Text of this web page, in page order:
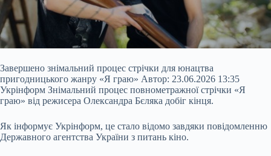
Завершено знімальний процес стрічки для юнацтва
пригодницького жанру «Я граю» Автор: 23.06.2026 13:35
Укрінформ Знімальний процес повнометражної стрічки «Я
граю» від режисера Олександра Бєляка добіг кінця.
Як інформує Укрінформ, це стало відомо завдяки повідомленню
Державного агентства України з питань кіно.